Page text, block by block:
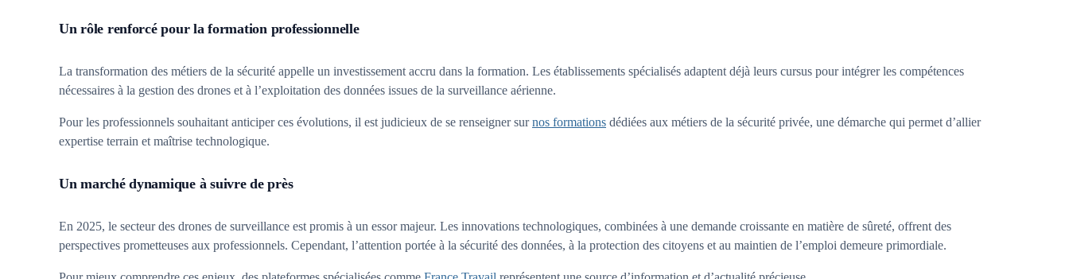
Un rôle renforcé pour la formation professionnelle
La transformation des métiers de la sécurité appelle un investissement accru dans la formation. Les établissements spécialisés adaptent déjà leurs cursus pour intégrer les compétences
nécessaires à la gestion des drones et à l’exploitation des données issues de la surveillance aérienne.
Pour les professionnels souhaitant anticiper ces évolutions, il est judicieux de se renseigner surnos formations dédiées aux métiers de la sécurité privée, une démarche qui permet d’allier
expertise terrain et maîtrise technologique.
Un marché dynamique à suivre de près
En 2025, le secteur des drones de surveillance est promis à un essor majeur. Les innovations technologiques, combinées à une demande croissante en matière de sûreté, offrent des
perspectives prometteuses aux professionnels. Cependant, l’attention portée à la sécurité des données, à la protection des citoyens et au maintien de l’emploi demeure primordiale.